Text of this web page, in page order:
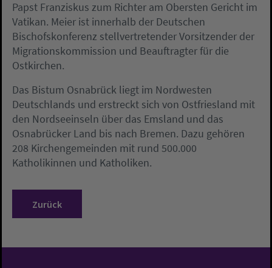
Papst Franziskus zum Richter am Obersten Gericht im
Vatikan. Meier ist innerhalb der Deutschen
Bischofskonferenz stellvertretender Vorsitzender der
Migrationskommission und Beauftragter für die
Ostkirchen.
Das Bistum Osnabrück liegt im Nordwesten
Deutschlands und erstreckt sich von Ostfriesland mit
den Nordseeinseln über das Emsland und das
Osnabrücker Land bis nach Bremen. Dazu gehören
208 Kirchengemeinden mit rund 500.000
Katholikinnen und Katholiken.
Zurück